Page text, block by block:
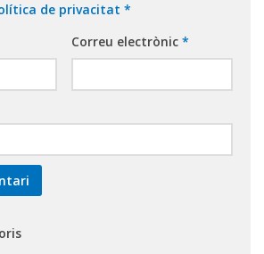
de privacitat *
Correu electrònic *